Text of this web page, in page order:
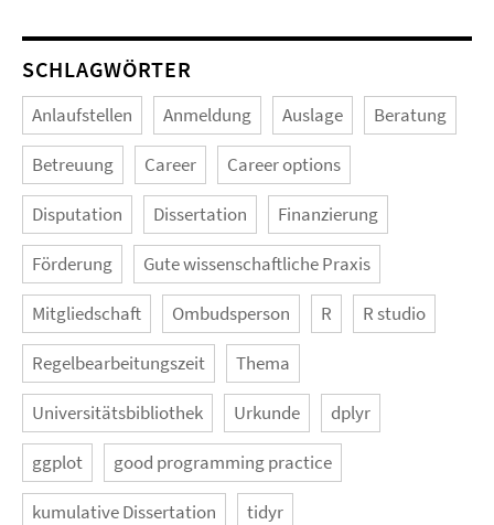
SCHLAGWÖRTER
Anlaufstellen Anmeldung Auslage Beratung
Betreuung Career Career options
Disputation Dissertation Finanzierung
Förderung Gute wissenschaftliche Praxis
Mitgliedschaft Ombudsperson R R studio
Regelbearbeitungszeit Thema
Universitätsbibliothek Urkunde dplyr
ggplot good programming practice
kumulative Dissertation tidyr